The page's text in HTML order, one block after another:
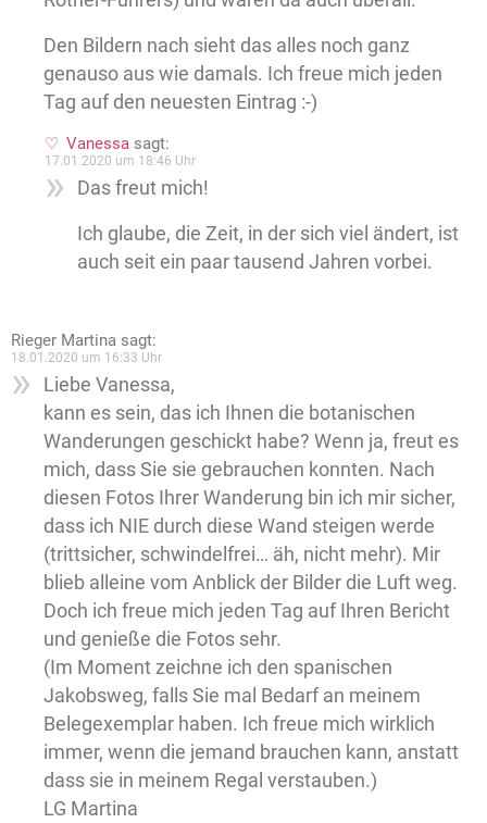
Den Bildern nach sieht das alles noch ganz
genauso aus wie damals. Ich freue mich jeden
Tag auf den neuesten Eintrag :-)
Vanessa sagt:
17.01.2020 um 18:46 Uhr
Das freut mich!
Ich glaube, die Zeit, in der sich viel ändert, ist
auch seit ein paar tausend Jahren vorbei.
Rieger Martina sagt:
18.01.2020 um 16:33 Uhr
Liebe Vanessa,
kann es sein, das ich Ihnen die botanischen
Wanderungen geschickt habe? Wenn ja, freut es
mich, dass Sie sie gebrauchen konnten. Nach
diesen Fotos Ihrer Wanderung bin ich mir sicher,
dass ich NIE durch diese Wand steigen werde
(trittsicher, schwindelfrei… äh, nicht mehr). Mir
blieb alleine vom Anblick der Bilder die Luft weg.
Doch ich freue mich jeden Tag auf Ihren Bericht
und genieße die Fotos sehr.
(Im Moment zeichne ich den spanischen
Jakobsweg, falls Sie mal Bedarf an meinem
Belegexemplar haben. Ich freue mich wirklich
immer, wenn die jemand brauchen kann, anstatt
dass sie in meinem Regal verstauben.)
LG Martina